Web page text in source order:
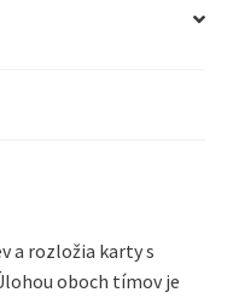
a rozložia karty s
oboch tímov je